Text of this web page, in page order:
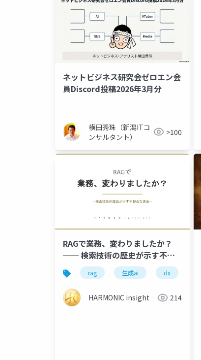
ネットビジネス研究会ゼロエン会
員Discord投稿2026年3月分
横田秀珠（新潟ITコ
ンサルタント）
>100
RAGで業務、変わりましたか？
── 検索技術の歴史が示す不都
合な真実
rag 生成ai dx
HARMONIC insight 214